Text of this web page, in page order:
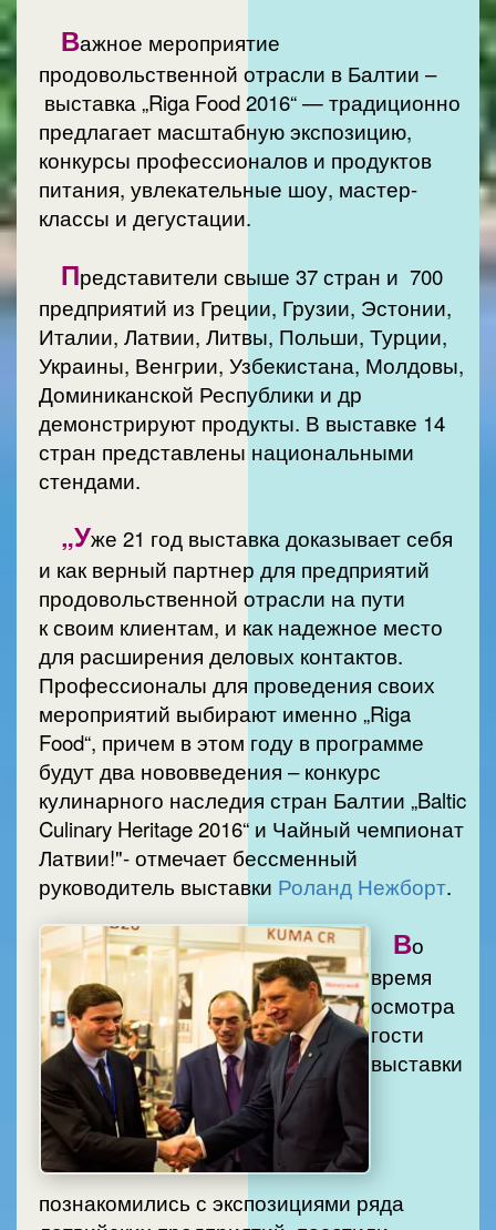
Важное мероприятие
продовольственной отрасли в Балтии –
выставка „Riga Food 2016“ — традиционно
предлагает масштабную экспозицию,
конкурсы профессионалов и продуктов
питания, увлекательные шоу, мастер-
классы и дегустации.
Представители свыше 37 стран и 700
предприятий из Греции, Грузии, Эстонии,
Италии, Латвии, Литвы, Польши, Турции,
Украины, Венгрии, Узбекистана, Молдовы,
Доминиканской Республики и др
демонстрируют продукты. В выставке 14
стран представлены национальными
стендами.
„Уже 21 год выставка доказывает себя
и как верный партнер для предприятий
продовольственной отрасли на пути
к своим клиентам, и как надежное место
для расширения деловых контактов.
Профессионалы для проведения своих
мероприятий выбирают именно „Riga
Food“, причем в этом году в программе
будут два нововведения – конкурс
кулинарного наследия стран Балтии „Baltic
Culinary Heritage 2016“ и Чайный чемпионат
Латвии!"- отмечает бессменный
руководитель выставки Роланд Нежборт.
Во
время
осмотра
гости
выставки
познакомились с экспозициями ряда